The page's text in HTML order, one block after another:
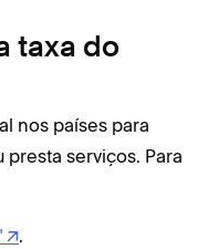
taxa do
nos países para
serviços. Para
.